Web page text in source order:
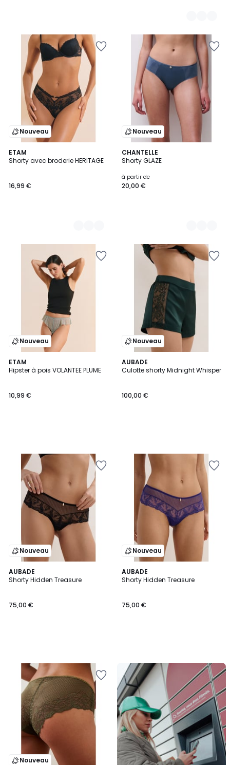
Nouveau
ETAM
Shorty avec broderie HERITAGE
16,99 €
4
Couleurs
Nouveau
CHANTELLE
Shorty GLAZE
à partir de
20,00 €
2
Couleurs
Nouveau
ETAM
Hipster à pois VOLANTEE PLUME
10,99 €
Nouveau
AUBADE
Culotte shorty Midnight Whisper
100,00 €
Nouveau
AUBADE
Shorty Hidden Treasure
75,00 €
Nouveau
AUBADE
Shorty Hidden Treasure
75,00 €
Nouveau
Nouveau
Livraison
en
Locker
Mondial
Relay